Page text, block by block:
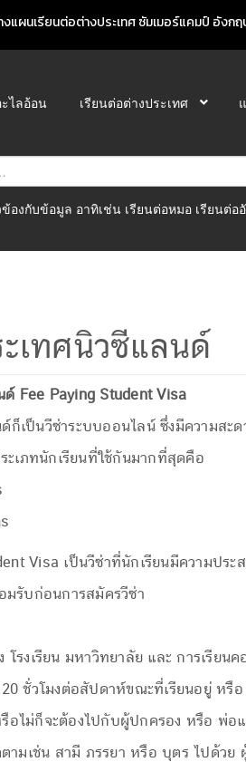
งแผนเรียนต่อต่างประเทศ ซัมเมอร์แคมป์ อังก
ะไลอ้อน เรียนต่อต่างประเทศ
ข้องกับข้อมูล อาทิเช่น เรียนต่อหมอ เรียนต่อ
เทศนิวซีแลนด์
ด์ Fee Paying Student Visa
ป็นวีซ่าระบบออนไลน์ ซึ่งมีความสะด
ะเภทนักเรียนที่ใช้กันมากที่สุดคือ
Visa เป็นวีซ่าที่นักเรียนมีความประ
มรับก่อนการสมัครวีซ่า
รงเรียน มหาวิทยาลัย และ การเรียน
ชั่วโมงต่อสัปดาห์ขณะที่เรียนอยู่ หรือ
อไม่ก็จะต้องไปกับผู้ปกครอง หรือ พ่อ
ามเช่น สามี ภรรยา หรือ บุตร ไปด้ว